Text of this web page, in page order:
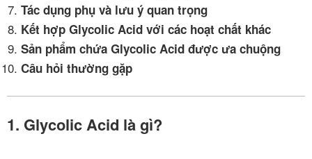
Tác dụng phụ và lưu ý quan trọng
Kết hợp Glycolic Acid với các hoạt chất khác
Sản phẩm chứa Glycolic Acid được ưa chuộng
Câu hỏi thường gặp
1. Glycolic Acid là gì?